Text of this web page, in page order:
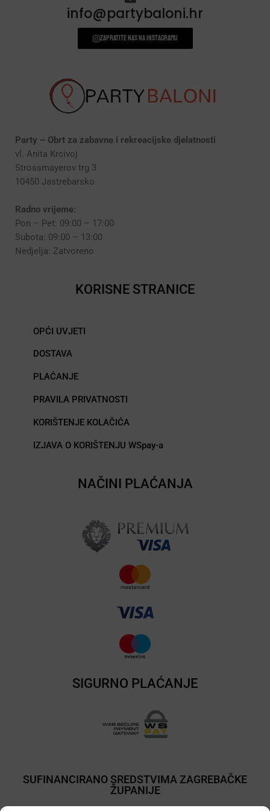
DODACI ZA PROSLAVE (190)
info@partybaloni.hr
Zapratite nas na instagramu
Party – Obrt za zabavne i rekreacijske djelatnosti
vl. Anita Krcivoj
Strossmayerov trg 3
10450 Jastrebarsko
Radno vrijeme:
Pon – Pet: 09:00 – 17:00
Subota: 09:00 – 13:00
Nedjelja: Zatvoreno
KORISNE STRANICE
OPĆI UVJETI
DOSTAVA
PLAĆANJE
PRAVILA PRIVATNOSTI
KORIŠTENJE KOLAČIĆA
IZJAVA O KORIŠTENJU WSpay-a
NAČINI PLAĆANJA
SIGURNO PLAĆANJE
SUFINANCIRANO SREDSTVIMA ZAGREBAČKE
ŽUPANIJE